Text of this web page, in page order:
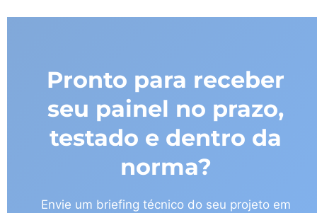
Pronto para receber
seu painel no prazo,
testado e dentro da
norma?
Envie um briefing técnico do seu projeto em